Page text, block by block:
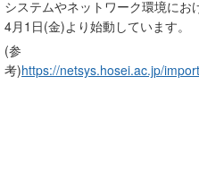
システムやネットワーク環境に
4月1日(金)より始動しています。
(参
考)https://netsys.hosei.ac.jp/